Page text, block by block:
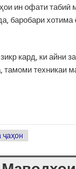
ин офати
баробари
кард, ки айни
техникаи
ҷаҳон